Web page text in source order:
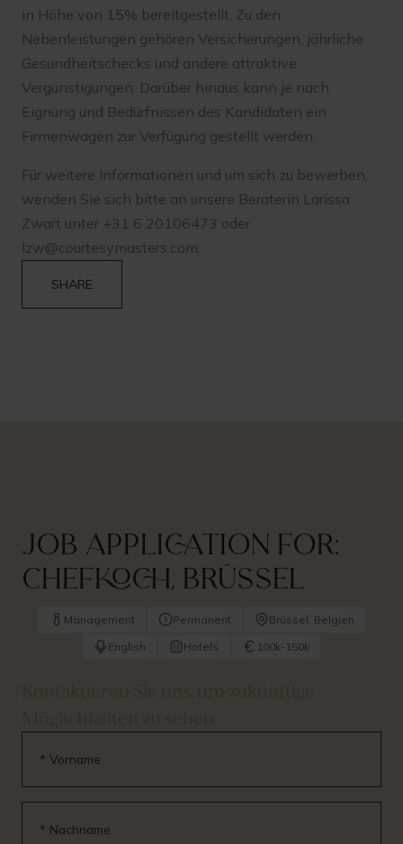
in Höhe von 15% bereitgestellt. Zu den
Nebenleistungen gehören Versicherungen, jährliche
Gesundheitschecks und andere attraktive
Vergünstigungen. Darüber hinaus kann je nach
Eignung und Bedürfnissen des Kandidaten ein
Firmenwagen zur Verfügung gestellt werden.
Für weitere Informationen und um sich zu bewerben,
wenden Sie sich bitte an unsere Beraterin Larissa
Zwart unter +31 6 20106473 oder
lzw@courtesymasters.com
SHARE
Job application for:
Chefkoch, Brüssel
Management Permanent
Brüssel, Belgien
English
Hotels 100k-150k
* Vorname
* Nachname